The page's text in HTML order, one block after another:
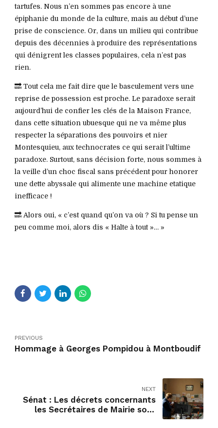
tartufes. Nous n’en sommes pas encore à une
épiphanie du monde de la culture, mais au début d’une
prise de conscience. Or, dans un milieu qui contribue
depuis des décennies à produire des représentations
qui dénigrent les classes populaires, cela n’est pas
rien.
🔜 Tout cela me fait dire que le basculement vers une
reprise de possession est proche. Le paradoxe serait
aujourd’hui de confier les clés de la Maison France,
dans cette situation ubuesque qui ne va même plus
respecter la séparations des pouvoirs et nier
Montesquieu, aux technocrates ce qui serait l’ultime
paradoxe. Surtout, sans décision forte, nous sommes à
la veille d’un choc fiscal sans précédent pour honorer
une dette abyssale qui alimente une machine etatique
inefficace !
🔜 Alors oui, « c’est quand qu’on va où ? Si tu pense un
peu comme moi, alors dis « Halte à tout »… »
PREVIOUS
Hommage à Georges Pompidou à Montboudif
NEXT
Sénat : Les décrets concernants
les Secrétaires de Mairie sont